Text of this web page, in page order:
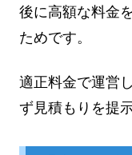
後に高額な料金
ためです。
適正料金で運営
ず見積もりを提